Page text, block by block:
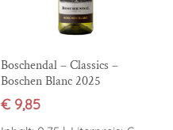
In den Warenkorb
Boschendal – Classics –
Boschen Blanc 2025
€9,85